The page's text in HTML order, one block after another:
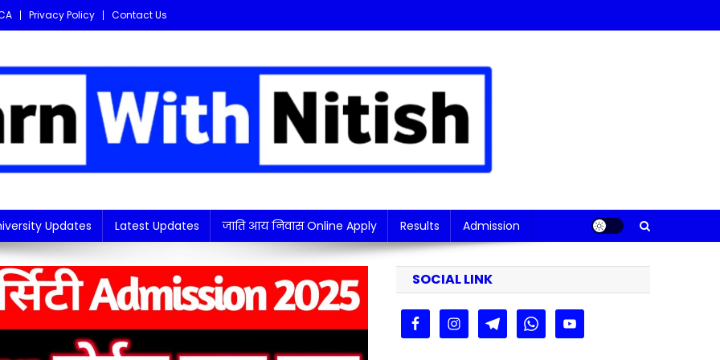
Privacy Policy Contact Us
Updates Latest Updates जाति आय निवास Online Apply Results Admission
SOCIAL LINK